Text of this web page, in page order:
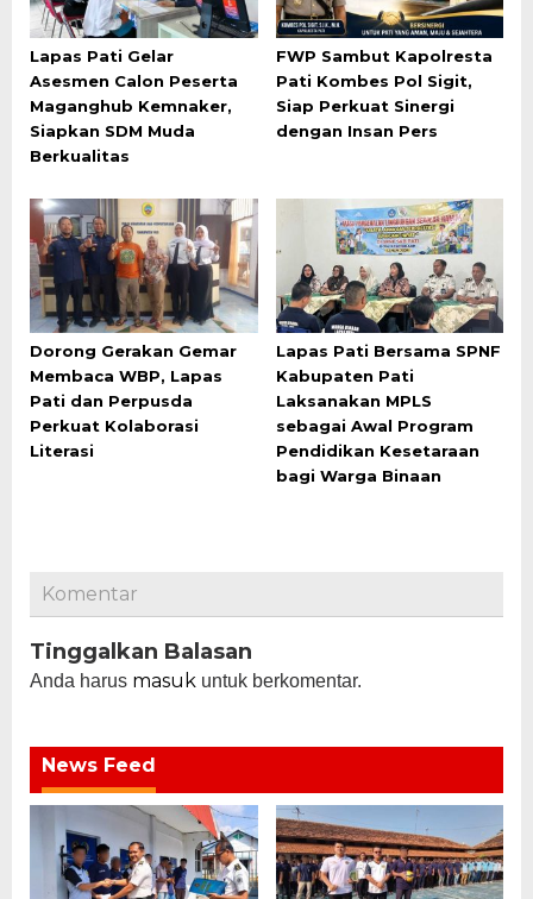
Lapas Pati Gelar
Asesmen Calon Peserta
Maganghub Kemnaker,
Siapkan SDM Muda
Berkualitas
FWP Sambut Kapolresta
Pati Kombes Pol Sigit,
Siap Perkuat Sinergi
dengan Insan Pers
Dorong Gerakan Gemar
Membaca WBP, Lapas
Pati dan Perpusda
Perkuat Kolaborasi
Literasi
Lapas Pati Bersama SPNF
Kabupaten Pati
Laksanakan MPLS
sebagai Awal Program
Pendidikan Kesetaraan
bagi Warga Binaan
Komentar
Tinggalkan Balasan
Anda harus masuk untuk berkomentar.
News Feed